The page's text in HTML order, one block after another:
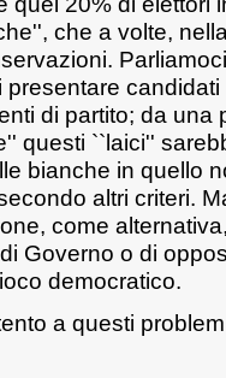
che a volte,
di partito; da una
questi ``laici''
bianche in quello
altri criteri.
come
Governo o di
democratico.
a questi